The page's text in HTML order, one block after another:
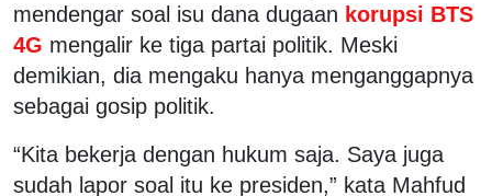
mendengar soal isu dana dugaan korupsi BTS
4G mengalir ke tiga partai politik. Meski
demikian, dia mengaku hanya menganggapnya
sebagai gosip politik.
“Kita bekerja dengan hukum saja. Saya juga
sudah lapor soal itu ke presiden,” kata Mahfud